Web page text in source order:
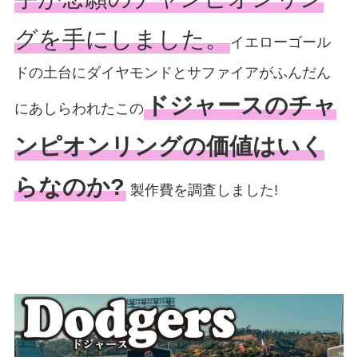
グを手にしました。イエローゴール
ドの土台にダイヤモンドとサファイアがふんだん
にあしらわれたこのドジャースのチャ
ンピオンリングの価値はいく
らなのか? 製作費を調査しました!